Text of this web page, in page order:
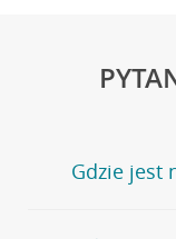
Gdzie jest